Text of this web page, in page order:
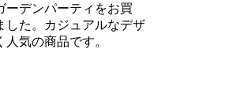
ーデンパーティをお買
した。カジュアルなデザ
気の商品です。